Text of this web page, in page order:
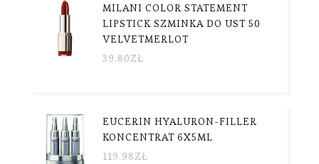
MILANI COLOR STATEMENT
LIPSTICK SZMINKA DO UST 50
VELVETMERLOT
39.80ZŁ
EUCERIN HYALURON-FILLER
KONCENTRAT 6X5ML
119.98ZŁ